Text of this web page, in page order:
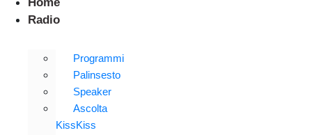
Radio
Programmi
Palinsesto
Speaker
Ascolta
KissKiss